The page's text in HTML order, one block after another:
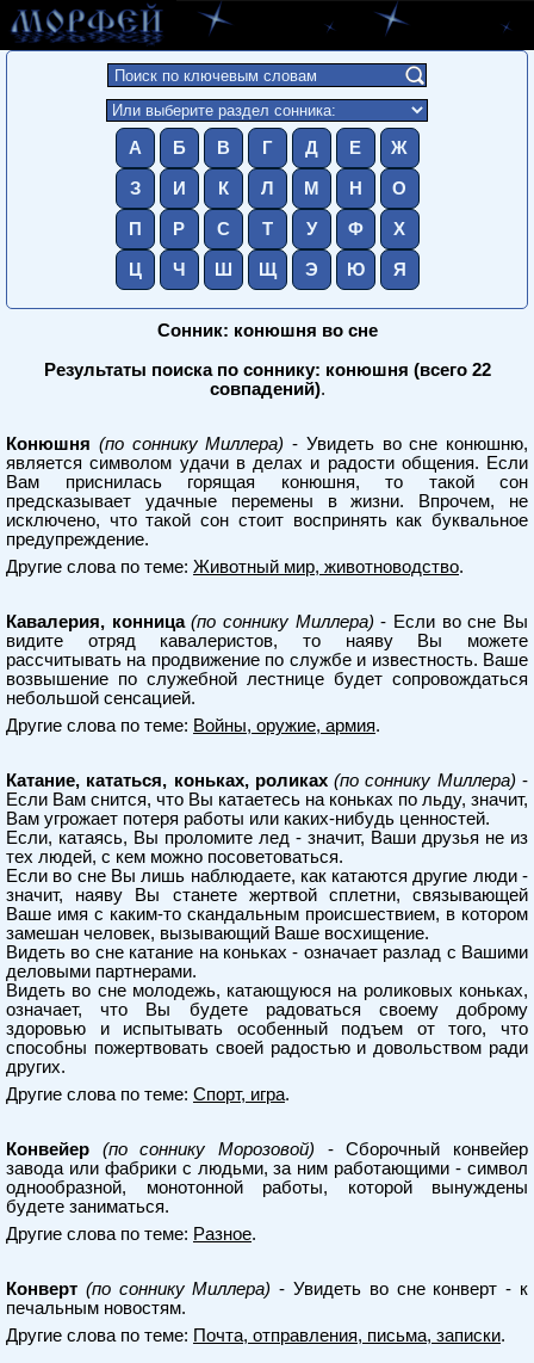
А Б В Г Д Е Ж
З И К Л М Н О
П Р С Т У Ф Х
Ц Ч Ш Щ Э Ю Я
Сонник: конюшня во сне
Результаты поиска по соннику: конюшня (всего 22
совпадений).
Конюшня (по соннику Миллера) - Увидеть во сне конюшню,
является символом удачи в делах и радости общения. Если
Вам приснилась горящая конюшня, то такой сон
предсказывает удачные перемены в жизни. Впрочем, не
исключено, что такой сон стоит воспринять как буквальное
предупреждение.
Другие слова по теме: Животный мир, животноводство.
Кавалерия, конница (по соннику Миллера) - Если во сне Вы
видите отряд кавалеристов, то наяву Вы можете
рассчитывать на продвижение по службе и известность. Ваше
возвышение по служебной лестнице будет сопровождаться
небольшой сенсацией.
Другие слова по теме: Войны, оружие, армия.
Катание, кататься, коньках, роликах (по соннику Миллера) -
Если Вам снится, что Вы катаетесь на коньках по льду, значит,
Вам угрожает потеря работы или каких-нибудь ценностей.
Если, катаясь, Вы проломите лед - значит, Ваши друзья не из
тех людей, с кем можно посоветоваться.
Если во сне Вы лишь наблюдаете, как катаются другие люди -
значит, наяву Вы станете жертвой сплетни, связывающей
Ваше имя с каким-то скандальным происшествием, в котором
замешан человек, вызывающий Ваше восхищение.
Видеть во сне катание на коньках - означает разлад с Вашими
деловыми партнерами.
Видеть во сне молодежь, катающуюся на роликовых коньках,
означает, что Вы будете радоваться своему доброму
здоровью и испытывать особенный подъем от того, что
способны пожертвовать своей радостью и довольством ради
других.
Другие слова по теме: Спорт, игра.
Конвейер (по соннику Морозовой) - Сборочный конвейер
завода или фабрики с людьми, за ним работающими - символ
однообразной, монотонной работы, которой вынуждены
будете заниматься.
Другие слова по теме: Разное.
Конверт (по соннику Миллера) - Увидеть во сне конверт - к
печальным новостям.
Другие слова по теме: Почта, отправления, письма, записки.